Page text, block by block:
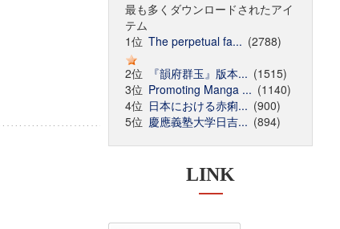
最も多くダウンロードされたアイ
テム
1位 The perpetual fa... (2788)
2位
『韻府群玉』版本... (1515)
3位 Promoting Manga ... (1140)
4位 日本における赤痢... (900)
5位 慶應義塾大学日吉... (894)
LINK